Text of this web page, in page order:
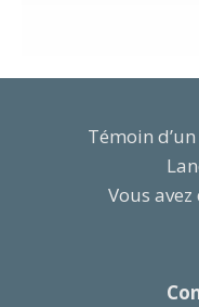
Témoin
Vous